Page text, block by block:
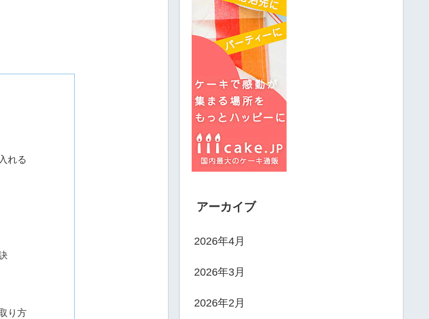
れる
り方
アーカイブ
2026年4月
2026年3月
2026年2月